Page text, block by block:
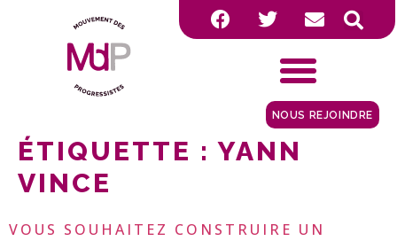
NOUS REJOINDRE
ÉTIQUETTE :YANN
VINCE
VOUS SOUHAITEZ CONSTRUIRE UN